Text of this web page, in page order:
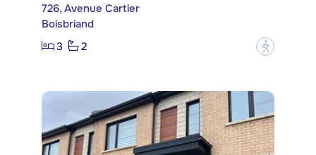
726, Avenue Cartier
Boisbriand
3
2 ?